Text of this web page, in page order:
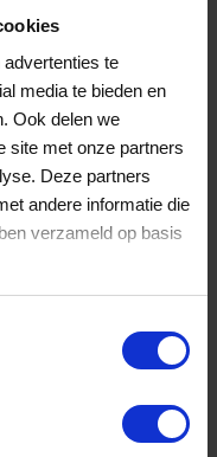
te
media te bieden en
Ook delen we
site met onze partners
Deze partners
andere informatie die
verzameld op basis